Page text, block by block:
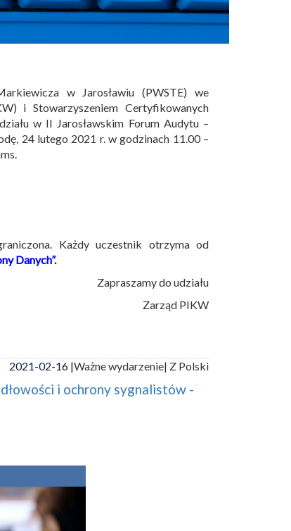
w Jarosławiu (PWSTE)
we
i Stowarzyszeniem Certyfikowanych
w II Jarosławskim Forum Audytu –
24 lutego 2021 r. w godzinach 11.00 –
Każdy uczestnik otrzyma od
Danych”.
Zapraszamy do udziału
Zarząd PIKW
2021-02-16 |Ważne wydarzenie| Z Polski
i ochrony sygnalistów -